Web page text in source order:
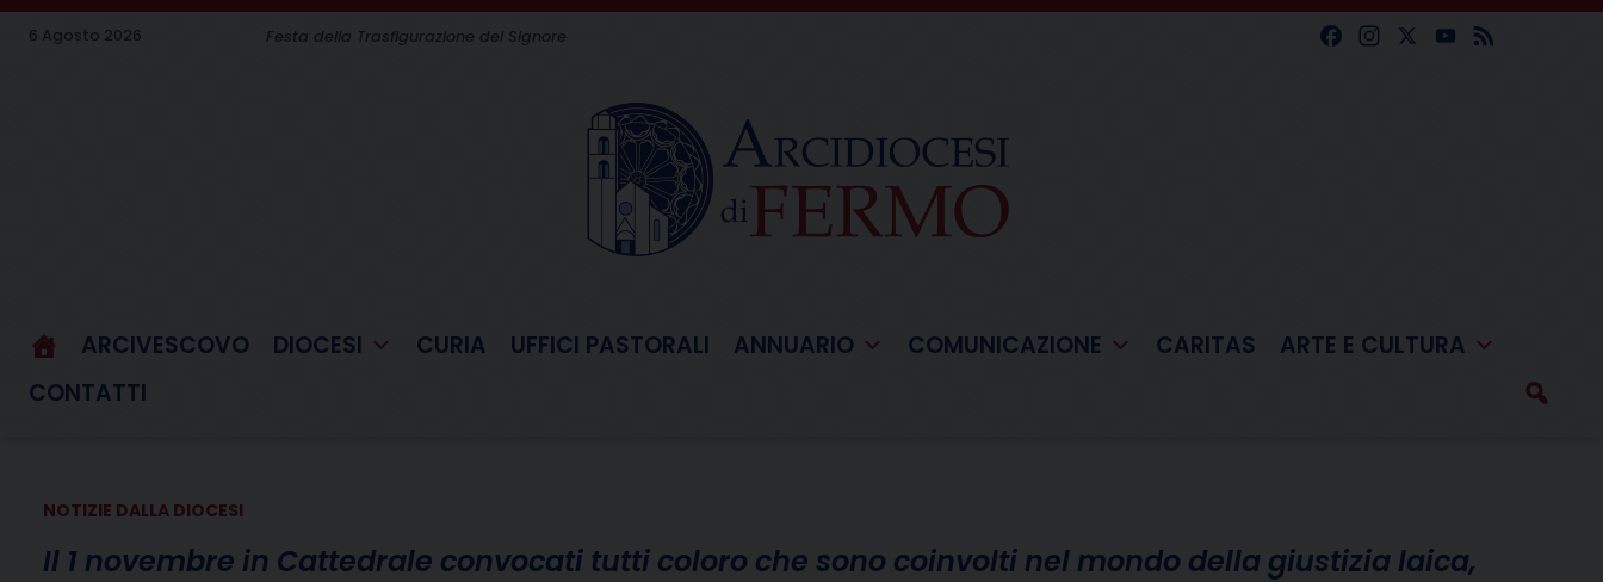
Skip
6 Agosto 2026 Festa della Trasfigurazione del Signore Facebook
Instagram
X YouTube
Feed
ARCIVESCOVO DIOCESI CURIA UFFICI PASTORALI ANNUARIO COMUNICAZIONE CARITAS
ARTE E CULTURA
CONTATTI
NOTIZIE DALLA DIOCESI
Il 1 novembre in Cattedrale convocati tutti coloro che sono coinvolti nel mondo della giustizia laica,